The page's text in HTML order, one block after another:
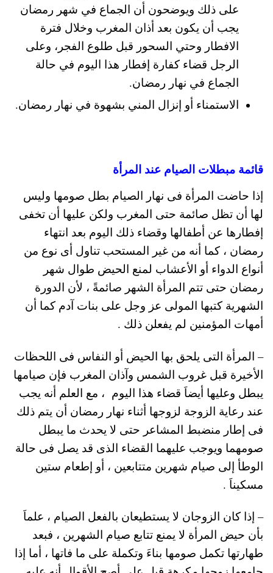
على ذلك ويوضحون أن الجماع في شهر رمضان
يجب أن يكون بعد أذان المغرب وخلال فترة
الافطار وحتي السحور قبل طلوع الفجر، وعلى
الرجل قضاء كفارة إفطار هذا اليوم في حالة
الجماع في نهار رمضان.
الاستمناء أو إنزال المني بشهوة في نهار رمضان.
قائمة مبطلات الصيام عند المرأة
إذا حاضت المرأة فى نهار الصيام بطل صومها وليس
لها أن تظل صائمة حتى المغرب ولكن عليها أن تخفى
إفطارها عن أطفالها وقضاء ذلك اليوم بعد انتهاء
رمضان ، كما أنه من غير المستحب تناول أى نوع من
أنواع الدواء أو الأعشاب لمنع الحيض طوال شهر
رمضان حتى تتم المرأة الشهر صائمةً ، لأن الدورة
الشهرية كتبها المولى عز وجل على بنات آدم كما أن
أمهات المؤمنين لم يفعلن ذلك .
– المرأة التى يلحق بها الحيض أو النفاس فى اللحظات
الأخيرة قبل غروب الشمس وآذان المغرب فإن صيامها
يبطل وعليها أيضاَ قضاء هذا اليوم ، مع العلم أنه يجب
عند رعاية الزوجة لزوجها أثناء نهار رمضان أن يتم ذلك
فى إطار منضبط المشاعر حتى لا يحدث ما يبطل
صومهما ويوجب عليهما القضاء الذى قد يصل فى حالة
الوطأ إلى صيام شهرين متتابعين ، أو إطعام ستين
مسكيناَ .
– إذا كان الزوجان لا يستطيعان بالفعل الصيام ، علماَ
بأن حيض المرأة لا يمنع تتابع صيام الشهرين ، فبعد
طهارتها تكمل صومها بناءَ وتكملة على ما فاتها ، أما إذا